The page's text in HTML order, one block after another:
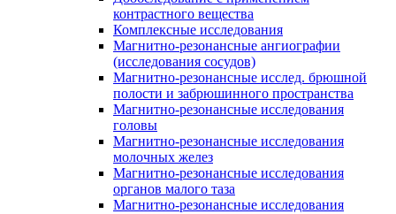
контрастного вещества
Комплексные исследования
Магнитно-резонансные ангиографии
(исследования сосудов)
Магнитно-резонансные исслед. брюшной
полости и забрюшинного пространства
Магнитно-резонансные исследования
головы
Магнитно-резонансные исследования
молочных желез
Магнитно-резонансные исследования
органов малого таза
Магнитно-резонансные исследования